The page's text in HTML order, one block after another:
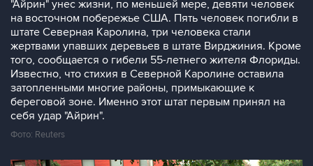
"Айрин" унес жизни, по меньшей мере, девяти человек
на восточном побережье США. Пять человек погибли в
штате Северная Каролина, три человека стали
жертвами упавших деревьев в штате Вирджиния. Кроме
того, сообщается о гибели 55-летнего жителя Флориды.
Известно, что стихия в Северной Каролине оставила
затопленными многие районы, примыкающие к
береговой зоне. Именно этот штат первым принял на
себя удар "Айрин".
Фото: Reuters